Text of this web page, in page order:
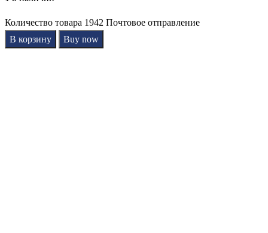
Количество товара 1942 Почтовое отправление
В корзину
Buy now